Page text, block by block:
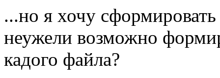
...но я хочу
неужели возможно
кадого файла?